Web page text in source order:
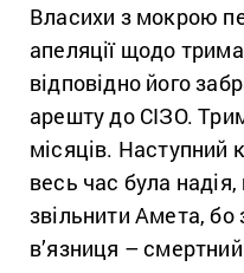
Власихи з мокрою
апеляції щодо
відповідно його
арешту до СІЗО.
місяців. Наступний
весь час була
звільнити Амета, бо
в’язниця –